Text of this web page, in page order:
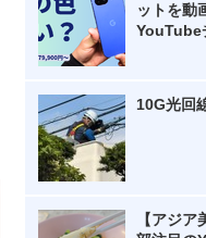
ットを動
YouTube
10G光回
【アジ